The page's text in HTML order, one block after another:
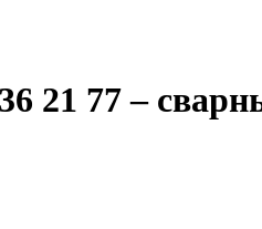
21 77 –